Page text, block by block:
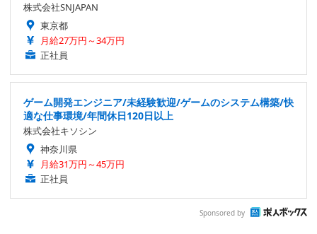
株式会社SNJAPAN
東京都
月給27万円～34万円
正社員
ゲーム開発エンジニア/未経験歓迎/ゲームのシステム構築/快
適な仕事環境/年間休日120日以上
株式会社キソシン
神奈川県
月給31万円～45万円
正社員
Sponsored by